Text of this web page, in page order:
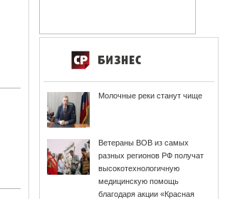
Молочные реки станут чище
Ветераны ВОВ из самых
разных регионов РФ получат
высокотехнологичную
медицинскую помощь
благодаря акции «Красная